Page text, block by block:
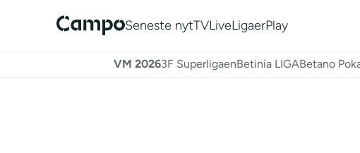
Seneste nytTVLiveLigaerPlay
VM 20263F SuperligaenBetinia LIGABetano